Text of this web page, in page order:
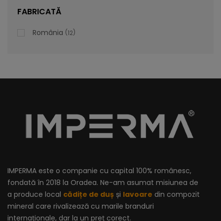
De la996,47
FABRICATĂ
România 12
IMPERMA este o companie cu capital 100% românesc,
fondată în 2018 la Oradea. Ne-am asumat misiunea de
a produce local cădițe de duș și lavoare din compozit
mineral care rivalizează cu marile branduri
internaționale, dar la un preț corect.